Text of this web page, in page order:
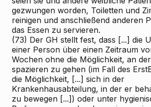
gezwungen worden, Toiletten und
reinigen und anschließend anderen
das Essen zu servieren.
(73) Der GH stellt fest, dass [...] die
einer Person über einen Zeitraum
Wochen ohne die Möglichkeit, an
spazieren zu gehen (im Fall des
die Möglichkeit, [...] sich in der
Krankenhausabteilung, in der er
zu bewegen [...]) oder unter